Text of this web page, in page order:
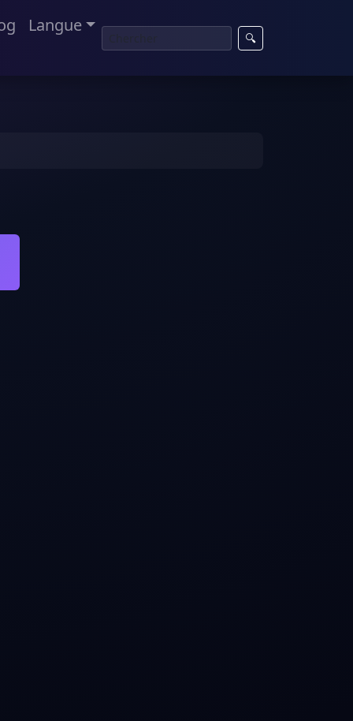
Langue
🔍